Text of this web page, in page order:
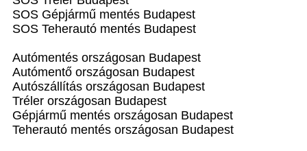
SOS Gépjármű mentés Budapest
SOS Teherautó mentés Budapest
Autómentés országosan Budapest
Autómentő országosan Budapest
Autószállítás országosan Budapest
Tréler országosan Budapest
Gépjármű mentés országosan Budapest
Teherautó mentés országosan Budapest